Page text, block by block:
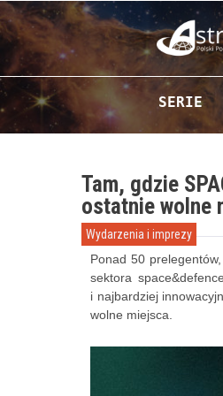
Przejdź do
SERIE
Tam, gdzie
ostatnie wolne
Wydarzenia i imprezy
Ponad 50
sektora
i najbardziej
wolne miejsca.